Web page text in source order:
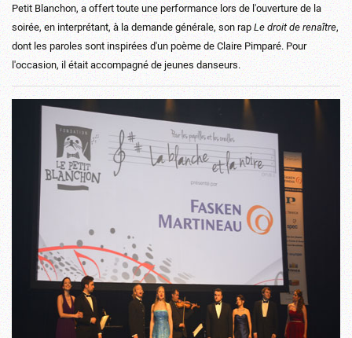
Petit Blanchon, a offert toute une performance lors de l'ouverture de la
soirée, en interprétant, à la demande générale, son rapLe droit de renaître,
dont les paroles sont inspirées d'un poème de Claire Pimparé. Pour
l'occasion, il était accompagné de jeunes danseurs.